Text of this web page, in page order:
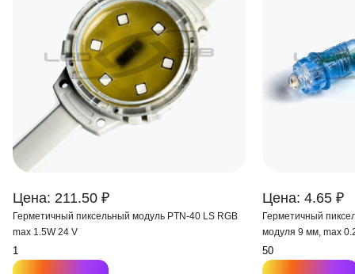
Цена: 211.50 ₽
Герметичный пиксельный модуль PTN-40 LS RGB
max 1.5W 24 V
Цена: 4.65 ₽
Герметичный
модуля 9 мм, max